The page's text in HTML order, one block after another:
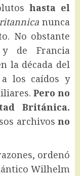
hasta el
nunca
No obstante
de Francia
la década del
los caídos y
Pero no
Británica.
archivos no
ordenó
Wilhelm